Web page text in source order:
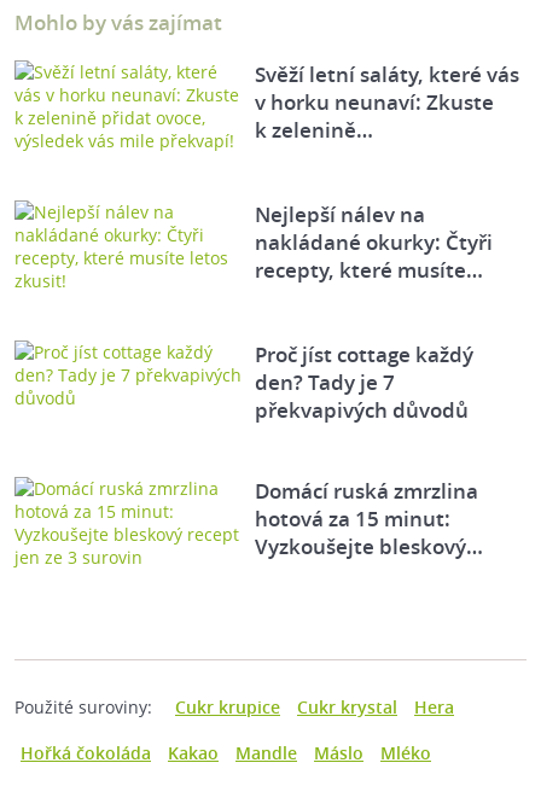
Mohlo by vás zajímat
Svěží letní saláty, které vás
v horku neunaví: Zkuste
k zelenině…
Nejlepší nálev na
nakládané okurky: Čtyři
recepty, které musíte…
Proč jíst cottage každý
den? Tady je 7
překvapivých důvodů
Domácí ruská zmrzlina
hotová za 15 minut:
Vyzkoušejte bleskový…
Použité suroviny: Cukr krupice Cukr krystal
Hera
Hořká čokoláda
Kakao Mandle Máslo
Mléko